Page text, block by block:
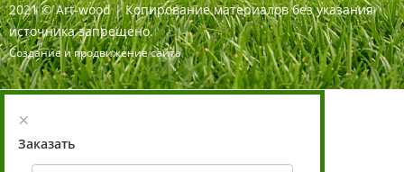
2021 ©Art-wood |Копирование материалов без указания
источника запрещено.
Создание и продвижение сайта
×
Заказать